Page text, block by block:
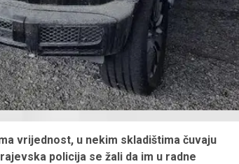
vrijednost, u nekim skladištima čuvaju
policija se žali da im u radne